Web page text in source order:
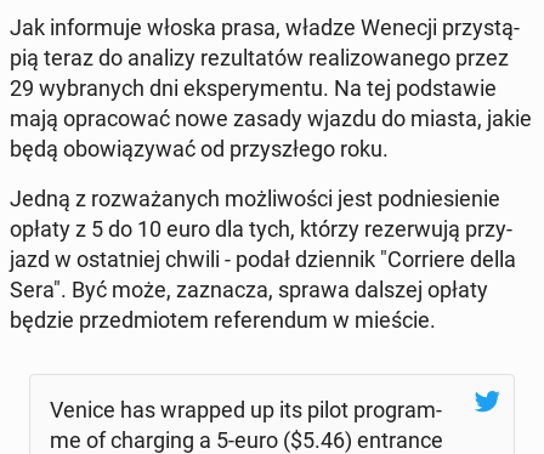
Jak in­for­mu­je włoska prasa, władze Wenecji przy­stą­
pią teraz do analizy re­zul­ta­tów re­ali­zo­wa­ne­go przez
29 wy­bra­nych dni eks­pe­ry­men­tu. Na tej pod­sta­wie
mają opra­co­wać nowe zasady wjazdu do miasta, jakie
będą obo­wią­zy­wać od przy­szłe­go roku.
Jedną z roz­wa­ża­nych moż­li­wo­ści jest pod­nie­sie­nie
opłaty z 5 do 10 euro dla tych, którzy re­zer­wu­ją przy­
jazd w ostat­niej chwili - podał dzien­nik "Cor­rie­re della
Sera". Być może, za­zna­cza, sprawa dalszej opłaty
będzie przed­mio­tem re­fe­ren­dum w mieście.
Venice has wrapped up its pilot pro­gram­
me of char­ging a 5-euro ($5.46) en­tran­ce